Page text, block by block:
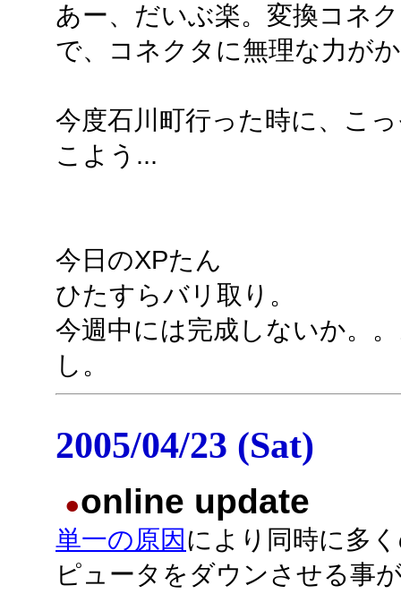
あー、だいぶ楽。変換コネ
で、コネクタに無理な力が
今度石川町行った時に、こ
こよう...
今日のXPたん
ひたすらバリ取り。
今週中には完成しないか。
し。
2005/04/23 (Sat)
●online update
単一の原因 により同時に多
ピュータをダウンさせる事